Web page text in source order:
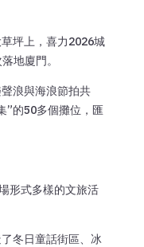
坪上，喜力2026城
地廈門。
浪與海浪節拍共
”的50多個攤位，匯
形式多樣的文旅活
冬日童話街區、冰